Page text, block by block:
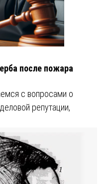
после пожара
с вопросами о
репутации,